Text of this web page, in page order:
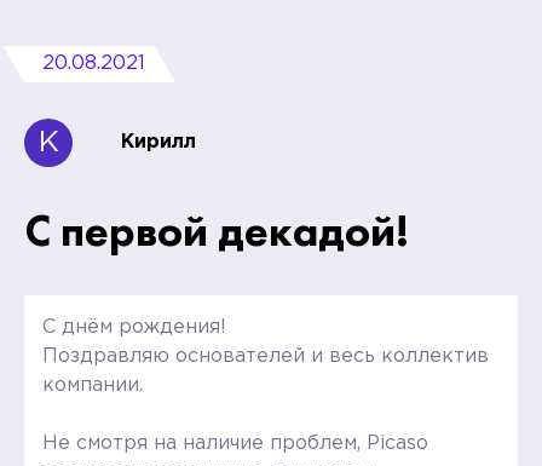
20.08.2021
К Кирилл
С первой декадой!
С днём рождения!
Поздравляю основателей и весь коллектив
компании.
Не смотря на наличие проблем, Picaso